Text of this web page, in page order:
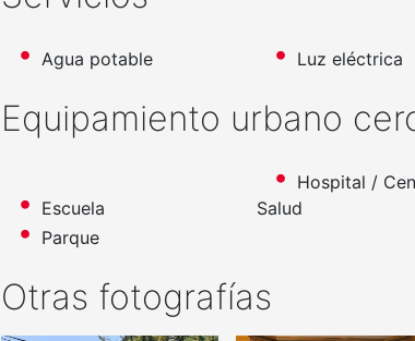
Agua potable Luz eléctrica
Equipamiento urbano
Escuela
Hospital /
Salud
Parque
Otras fotografías